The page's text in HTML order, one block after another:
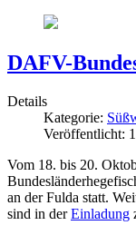
DAFV-
Details
Kategorie:
Veröffentlicht:
Vom 18. bis 20.
an der Fulda statt.
sind in derEinladung